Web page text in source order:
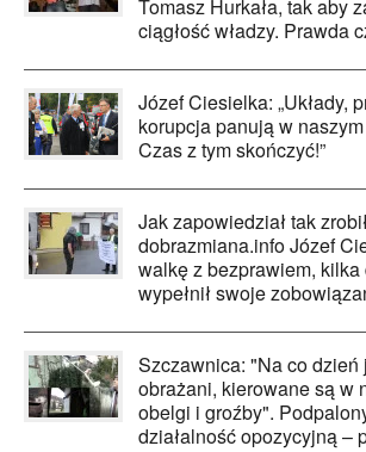
Tomasz Hurkała, tak aby
ciągłość władzy. Prawda
Józef Ciesielka: „Układy,
korupcja panują w
Czas z tym skończyć!”
Jak zapowiedział tak
dobrazmiana.info Józef
walkę z bezprawiem,
wypełnił swoje
Szczawnica: "Na co dzień
obrażani, kierowane są w
obelgi i groźby".
działalność opozycyjną –